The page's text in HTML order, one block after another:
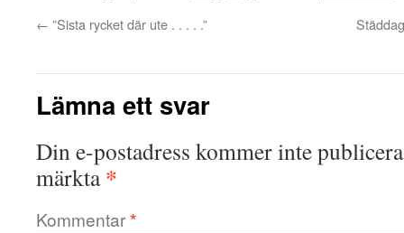
← ”Sista rycket där ute . . . . .”
Lämna ett svar
Din e-postadress kommer inte
märkta*
Kommentar*